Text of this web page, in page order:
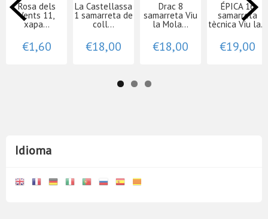
Idioma
Rosa dels
Vents 11,
xapa...
€1,60
La Castellassa
1 samarreta de
coll...
€18,00
Drac 8
samarreta Viu
la Mola...
€18,00
ÉPICA 16
samarreta
tècnica Viu la...
€19,00